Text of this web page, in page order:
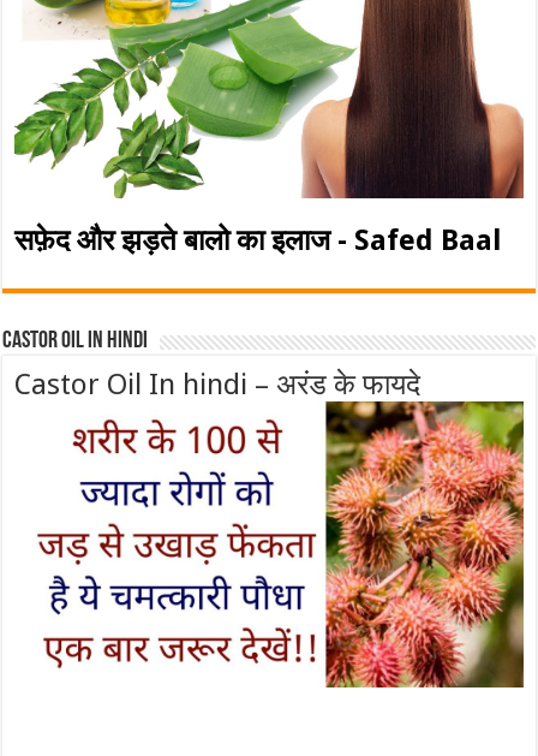
सफ़ेद और झड़ते बालो का इलाज - Safed Baal
Castor Oil In Hindi
Castor Oil In hindi – अरंड के फायदे